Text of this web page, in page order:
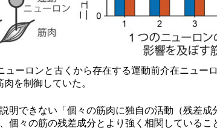
ーロンと古くから存在する運動前介在ニュー
を制御していた。
できない「個々の筋肉に独自の活動（残差成
々の筋の残差成分とより強く相関しているこ